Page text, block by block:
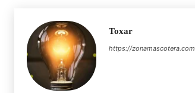
Toxar
https://zonamascotera.com